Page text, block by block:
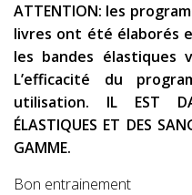
ATTENTION: les
livres ont été élaborés
les bandes élastiques
L’efficacité du
utilisation. IL EST
ÉLASTIQUES ET DES
GAMME.
Bon entrainement